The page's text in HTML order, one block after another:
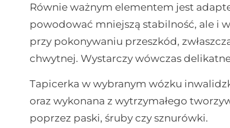
Równie ważnym elementem jest
powodować mniejszą stabilność, ale i
przy pokonywaniu przeszkód,
chwytnej. Wystarczy wówczas
Tapicerka w wybranym wózku
oraz wykonana z wytrzymałego
poprzez paski, śruby czy sznurówki.